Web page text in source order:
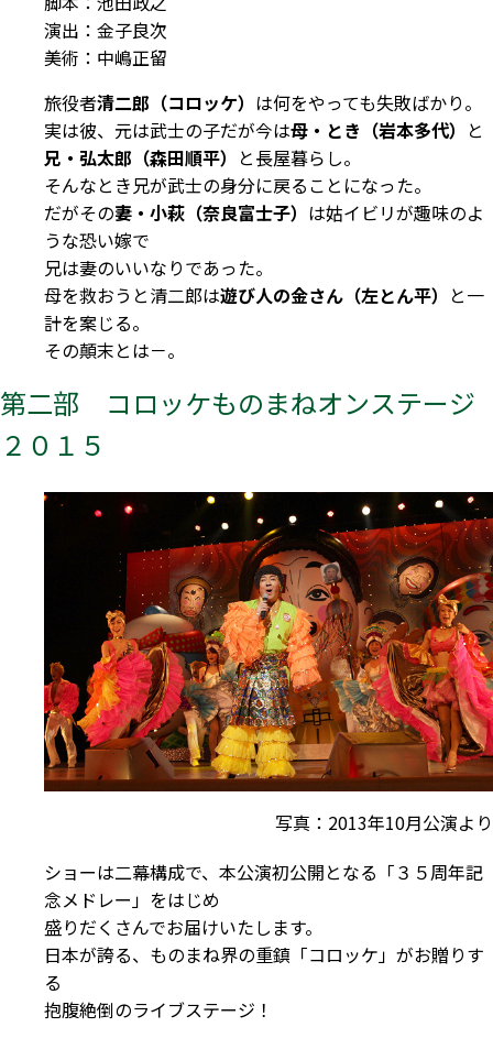
演出：金子良次
美術：中嶋正留
旅役者清二郎（コロッケ） は何をやっても失敗ばかり。
実は彼、元は武士の子だが今は母・とき（岩本多代） と
兄・弘太郎（森田順平） と長屋暮らし。
そんなとき兄が武士の身分に戻ることになった。
だがその妻・小萩（奈良富士子） は姑イビリが趣味のよ
うな恐い嫁で
兄は妻のいいなりであった。
母を救おうと清二郎は遊び人の金さん（左とん平） と一
計を案じる。
その顛末とは－。
第二部 コロッケものまねオンステージ
２０１５
写真：2013年10月公演より
ショーは二幕構成で、本公演初公開となる「３５周年記
念メドレー」をはじめ
盛りだくさんでお届けいたします。
日本が誇る、ものまね界の重鎮「コロッケ」がお贈りす
る
抱腹絶倒のライブステージ！